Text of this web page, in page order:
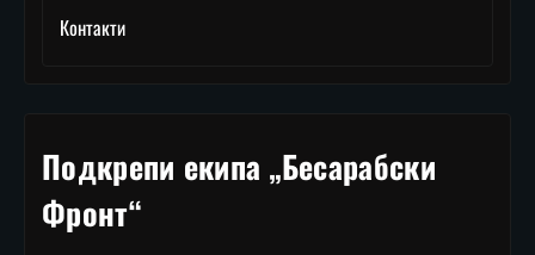
Контакти
Подкрепи екипа „Бесарабски
Фронт“